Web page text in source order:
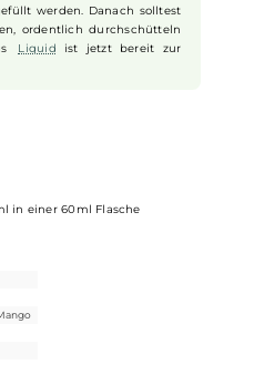
Experten beiVampire Vape
Aromenbekannt
du dir sicher sein, dass du
in den Händen hältst. Genieß
sich nur ein wenig Aroma in
und optional nach
werden. Danach solltest
ordentlich durchschütteln
Das